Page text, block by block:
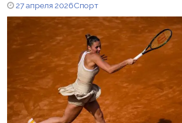
27 апреля 2026Спорт